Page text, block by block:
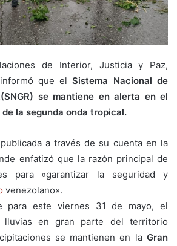
de Interior, Justicia y Paz,
informó que elSistema Nacional de
se mantiene en alerta en el
la segunda onda tropical.
a través de su cuenta en la
enfatizó que la razón principal de
para «garantizar la seguridad y
venezolano».
para este viernes 31 de mayo, el
lluvias en gran parte del territorio
se mantienen en la Gran